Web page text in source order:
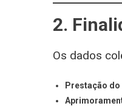
2.
Os dados
Prestação